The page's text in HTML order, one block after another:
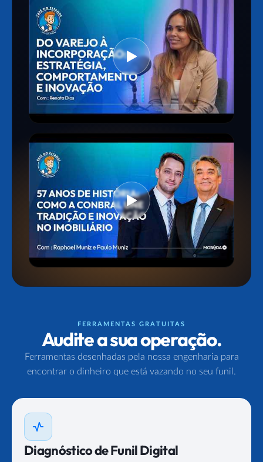
FERRAMENTAS GRATUITAS
Audite a sua operação.
Ferramentas desenhadas pela nossa engenharia para
encontrar o dinheiro que está vazando no seu funil.
Diagnóstico de Funil Digital